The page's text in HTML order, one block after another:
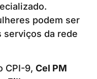
podem ser
serviços da rede
CPI-9, Cel PM